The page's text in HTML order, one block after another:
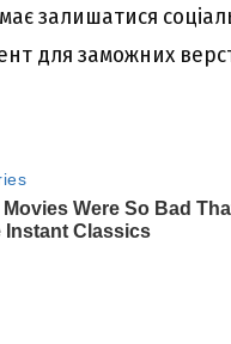
має залишатися
для заможних